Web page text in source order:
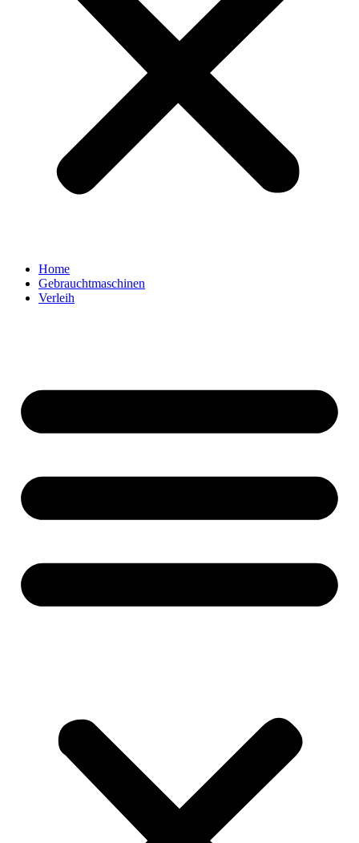
Home
Gebrauchtmaschinen
Verleih